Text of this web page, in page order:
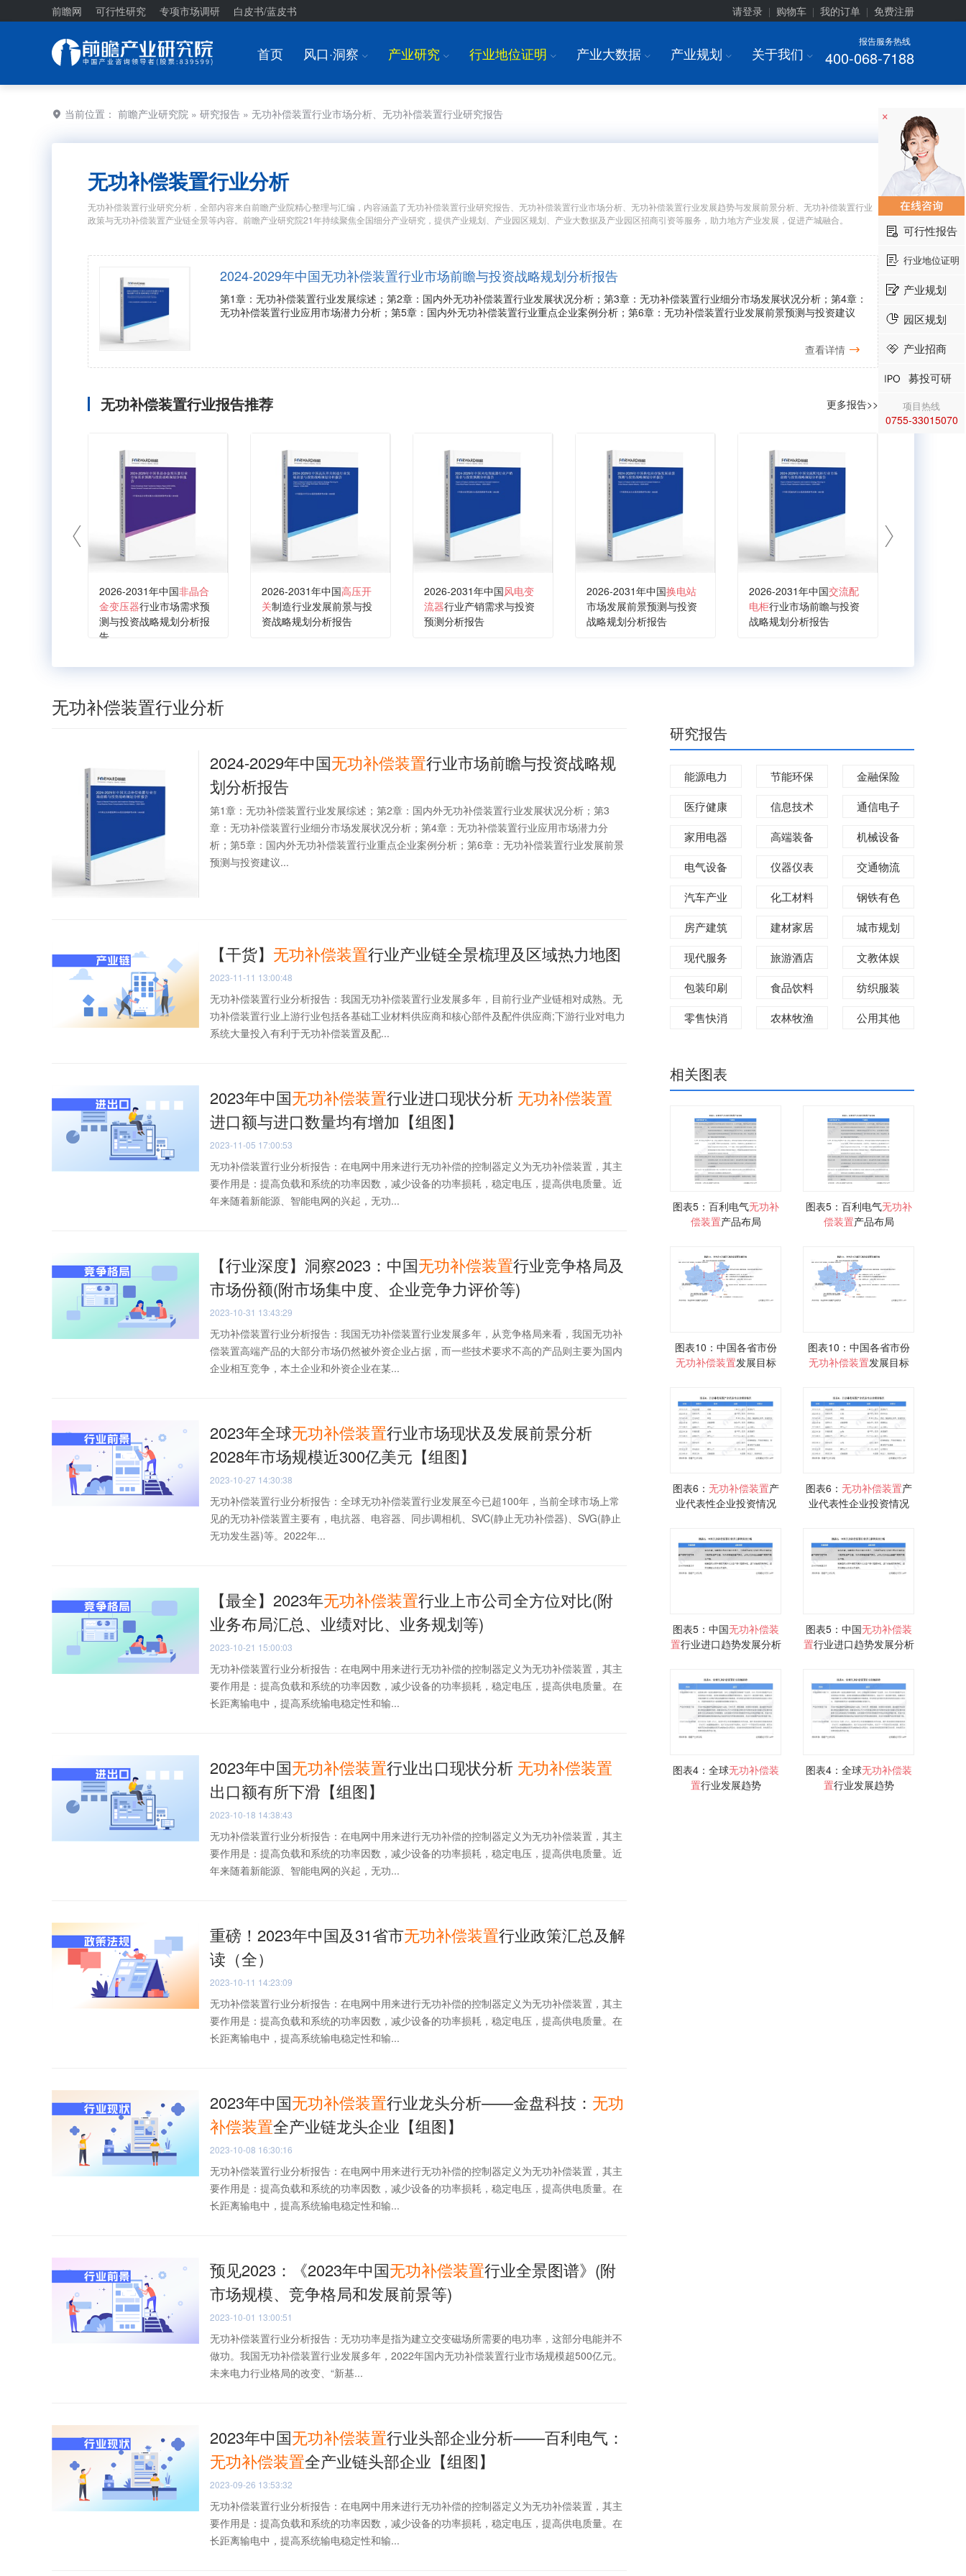
前瞻网 可行性研究 专项市场调研 白皮书/蓝皮书 请登录 购物车 我的订单 免费注册
报告服务热线
400-068-7188
首页 风口·洞察 I 产业研究 I 行业地位证明 I 产业大数据 I 产业规划 I 关于我们 I
当前位置： 前瞻产业研究院 » 研究报告 » 无功补偿装置行业市场分析、无功补偿装置行业研究报告
无功补偿装置行业分析
无功补偿装置行业研究分析，全部内容来自前瞻产业院精心整理与汇编，内容涵盖了无功补偿装置行业研究报告、无功补偿装置行业市场分析、无功补偿装置行业发展趋势与发展前景分析、无功补偿装置行业
政策与无功补偿装置产业链全景等内容。前瞻产业研究院21年持续聚焦全国细分产业研究，提供产业规划、产业园区规划、产业大数据及产业园区招商引资等服务，助力地方产业发展，促进产城融合。
2024-2029年中国无功补偿装置行业市场前瞻与投资战略规划分析报告
第1章：无功补偿装置行业发展综述；第2章：国内外无功补偿装置行业发展状况分析；第3章：无功补偿装置行业细分市场发展状况分析；第4章：
无功补偿装置行业应用市场潜力分析；第5章：国内外无功补偿装置行业重点企业案例分析；第6章：无功补偿装置行业发展前景预测与投资建议
查看详情
无功补偿装置行业报告推荐 更多报告>>
2026-2031年中国非晶合
金变压器行业市场需求预
测与投资战略规划分析报
告
2026-2031年中国高压开
关制造行业发展前景与投
资战略规划分析报告
2026-2031年中国风电变
流器行业产销需求与投资
预测分析报告
2026-2031年中国换电站
市场发展前景预测与投资
战略规划分析报告
2026-2031年中国交流配
电柜行业市场前瞻与投资
战略规划分析报告
无功补偿装置行业分析
2024-2029年中国无功补偿装置行业市场前瞻与投资战略规
划分析报告
第1章：无功补偿装置行业发展综述；第2章：国内外无功补偿装置行业发展状况分析；第3
章：无功补偿装置行业细分市场发展状况分析；第4章：无功补偿装置行业应用市场潜力分
析；第5章：国内外无功补偿装置行业重点企业案例分析；第6章：无功补偿装置行业发展前景
预测与投资建议...
【干货】 无功补偿装置行业产业链全景梳理及区域热力地图
2023-11-11 13:00:48
无功补偿装置行业分析报告：我国无功补偿装置行业发展多年，目前行业产业链相对成熟。无
功补偿装置行业上游行业包括各基础工业材料供应商和核心部件及配件供应商;下游行业对电力
系统大量投入有利于无功补偿装置及配...
2023年中国无功补偿装置行业进口现状分析 无功补偿装置
进口额与进口数量均有增加【组图】
2023-11-05 17:00:53
无功补偿装置行业分析报告：在电网中用来进行无功补偿的控制器定义为无功补偿装置，其主
要作用是：提高负载和系统的功率因数，减少设备的功率损耗，稳定电压，提高供电质量。近
年来随着新能源、智能电网的兴起，无功...
【行业深度】洞察2023：中国无功补偿装置行业竞争格局及
市场份额(附市场集中度、企业竞争力评价等)
2023-10-31 13:43:29
无功补偿装置行业分析报告：我国无功补偿装置行业发展多年，从竞争格局来看，我国无功补
偿装置高端产品的大部分市场仍然被外资企业占据，而一些技术要求不高的产品则主要为国内
企业相互竞争，本土企业和外资企业在某...
2023年全球无功补偿装置行业市场现状及发展前景分析
2028年市场规模近300亿美元【组图】
2023-10-27 14:30:38
无功补偿装置行业分析报告：全球无功补偿装置行业发展至今已超100年，当前全球市场上常
见的无功补偿装置主要有，电抗器、电容器、同步调相机、SVC(静止无功补偿器)、SVG(静止
无功发生器)等。2022年...
【最全】2023年无功补偿装置行业上市公司全方位对比(附
业务布局汇总、业绩对比、业务规划等)
2023-10-21 15:00:03
无功补偿装置行业分析报告：在电网中用来进行无功补偿的控制器定义为无功补偿装置，其主
要作用是：提高负载和系统的功率因数，减少设备的功率损耗，稳定电压，提高供电质量。在
长距离输电中，提高系统输电稳定性和输...
2023年中国无功补偿装置行业出口现状分析 无功补偿装置
出口额有所下滑【组图】
2023-10-18 14:38:43
无功补偿装置行业分析报告：在电网中用来进行无功补偿的控制器定义为无功补偿装置，其主
要作用是：提高负载和系统的功率因数，减少设备的功率损耗，稳定电压，提高供电质量。近
年来随着新能源、智能电网的兴起，无功...
重磅！2023年中国及31省市无功补偿装置行业政策汇总及解
读（全）
2023-10-11 14:23:09
无功补偿装置行业分析报告：在电网中用来进行无功补偿的控制器定义为无功补偿装置，其主
要作用是：提高负载和系统的功率因数，减少设备的功率损耗，稳定电压，提高供电质量。在
长距离输电中，提高系统输电稳定性和输...
2023年中国无功补偿装置行业龙头分析——金盘科技： 无功
补偿装置全产业链龙头企业【组图】
2023-10-08 16:30:16
无功补偿装置行业分析报告：在电网中用来进行无功补偿的控制器定义为无功补偿装置，其主
要作用是：提高负载和系统的功率因数，减少设备的功率损耗，稳定电压，提高供电质量。在
长距离输电中，提高系统输电稳定性和输...
预见2023：《2023年中国无功补偿装置行业全景图谱》(附
市场规模、竞争格局和发展前景等)
2023-10-01 13:00:51
无功补偿装置行业分析报告：无功功率是指为建立交变磁场所需要的电功率，这部分电能并不
做功。我国无功补偿装置行业发展多年，2022年国内无功补偿装置行业市场规模超500亿元。
未来电力行业格局的改变、“新基...
2023年中国无功补偿装置行业头部企业分析——百利电气：
无功补偿装置全产业链头部企业【组图】
2023-09-26 13:53:32
无功补偿装置行业分析报告：在电网中用来进行无功补偿的控制器定义为无功补偿装置，其主
要作用是：提高负载和系统的功率因数，减少设备的功率损耗，稳定电压，提高供电质量。在
长距离输电中，提高系统输电稳定性和输...
研究报告
能源电力 节能环保
金融保险
医疗健康
信息技术
通信电子
家用电器
高端装备
机械设备
电气设备
仪器仪表
交通物流
汽车产业
化工材料
钢铁有色
房产建筑
建材家居
城市规划
现代服务
旅游酒店
文教体娱
包装印刷
食品饮料
纺织服装
零售快消
农林牧渔 公用其他
相关图表
图表5：百利电气无功补
偿装置产品布局
图表5：百利电气无功补
偿装置产品布局
图表10：中国各省市份
无功补偿装置发展目标
图表10：中国各省市份
无功补偿装置发展目标
图表6： 无功补偿装置产
业代表性企业投资情况
图表6： 无功补偿装置产
业代表性企业投资情况
图表5：中国无功补偿装
置行业进口趋势发展分析
图表5：中国无功补偿装
置行业进口趋势发展分析
图表4：全球无功补偿装
置行业发展趋势
图表4：全球无功补偿装
置行业发展趋势
×
可行性报告
行业地位证明
产业规划
园区规划
产业招商
募投可研
项目热线
0755-33015070